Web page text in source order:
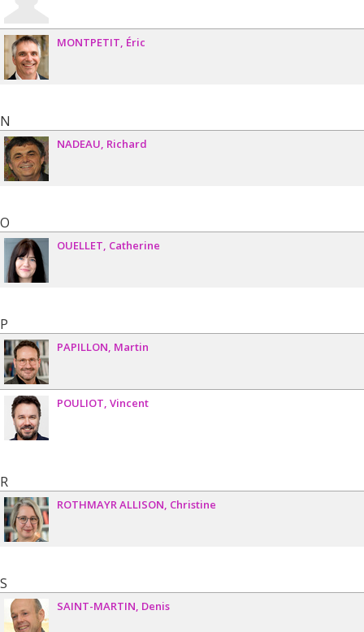
MONTPETIT Éric
N
NADEAU Richard
O
OUELLET Catherine
P
PAPILLON Martin
POULIOT Vincent
R
ROTHMAYR ALLISON Christine
S
SAINT-MARTIN Denis